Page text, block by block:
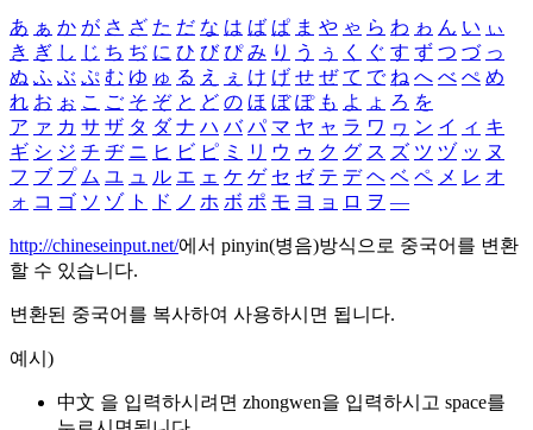
あ ぁ か が さ ざ た だ な は ば ぱ ま や ゃ ら わ ゎ ん い ぃ
き ぎ し じ ち ぢ に ひ び ぴ み り う ぅ く ぐ す ず つ づ っ
ぬ ふ ぶ ぷ む ゆ ゅ る え ぇ け げ せ ぜ て で ね へ べ ぺ め
れ お ぉ こ ご そ ぞ と ど の ほ ぼ ぽ も よ ょ ろ を
ア ァ カ サ ザ タ ダ ナ ハ バ パ マ ヤ ャ ラ ワ ヮ ン イ ィ キ
ギ シ ジ チ ヂ ニ ヒ ビ ピ ミ リ ウ ゥ ク グ ス ズ ツ ヅ ッ ヌ
フ ブ プ ム ユ ュ ル エ ェ ケ ゲ セ ゼ テ デ ヘ ベ ペ メ レ オ
ォ コ ゴ ソ ゾ ト ド ノ ホ ボ ポ モ ヨ ョ ロ ヲ ―
http://chineseinput.net/에서 pinyin(병음)방식으로 중국어를 변환
할 수 있습니다.
변환된 중국어를 복사하여 사용하시면 됩니다.
예시)
中文 을 입력하시려면 zhongwen을 입력하시고 space를